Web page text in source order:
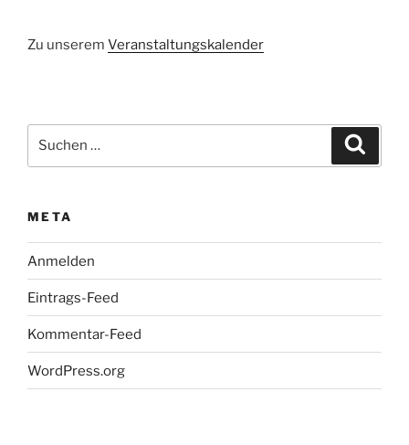
Zu unserem Veranstaltungskalender
nach:
META
Anmelden
Eintrags-Feed
Kommentar-Feed
WordPress.org